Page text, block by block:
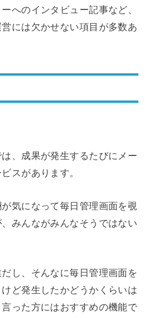
へのインタビュー記事など、
には欠かせない項目が多数あ
、成果が発生するたびにメー
スがあります。
気になって毎日管理画面を覗
みんながみんなそうではない
だし、そんなに毎日管理画面を
ど発生したかどうかくらいは
った方にはおすすめの機能で